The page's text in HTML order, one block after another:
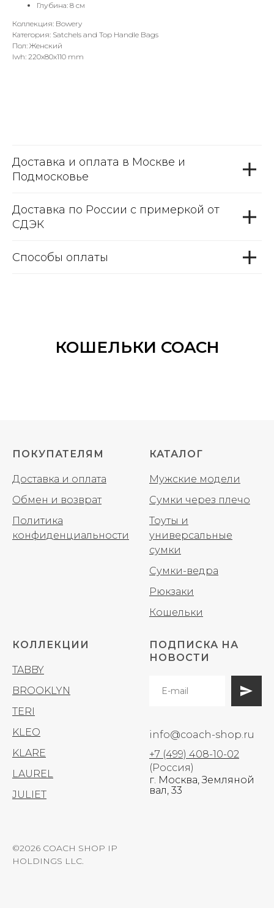
Глубина: 8 см
Коллекция: Bowery
Категория: Satchels and Top Handle Bags
Пол: Женский
lwh: 220x80x110 mm
Доставка и оплата в Москве и
Подмосковье
Доставка по России с примеркой от
СДЭК
Способы оплаты
КОШЕЛЬКИ COACH
ПОКУПАТЕЛЯМ
Доставка и оплата
Обмен и возврат
Политика
конфиденциальности
КАТАЛОГ
Мужские модели
Сумки через плечо
Тоуты и
универсальные
сумки
Сумки-ведра
Рюкзаки
Кошельки
КОЛЛЕКЦИИ
TABBY
BROOKLYN
TERI
KLEO
KLARE
LAUREL
JULIET
ПОДПИСКА НА
НОВОСТИ
info@coach-shop.ru
+7 (499) 408-10-02
(Россия)
г. Москва, Земляной
вал, 33
©2026 COACH SHOP IP
HOLDINGS LLC.